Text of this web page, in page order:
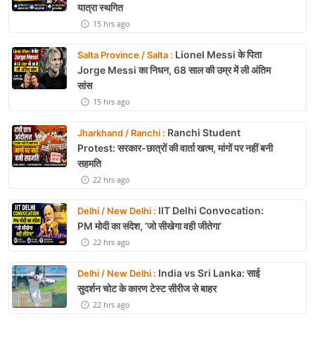
यात्रा स्थगित
15 hrs ago
Salta Province / Salta : Lionel Messi के पिता
Jorge Messi का निधन, 68 साल की उम्र में ली अंतिम
सांस
15 hrs ago
Jharkhand / Ranchi : Ranchi Student
Protest: सरकार-छात्रों की वार्ता खत्म, मांगों पर नहीं बनी
सहमति
22 hrs ago
Delhi / New Delhi : IIT Delhi Convocation:
PM मोदी का संदेश, ‘जो सीखेगा वही जीतेगा’
22 hrs ago
Delhi / New Delhi : India vs Sri Lanka: साई
सुदर्शन चोट के कारण टेस्ट सीरीज से बाहर
22 hrs ago